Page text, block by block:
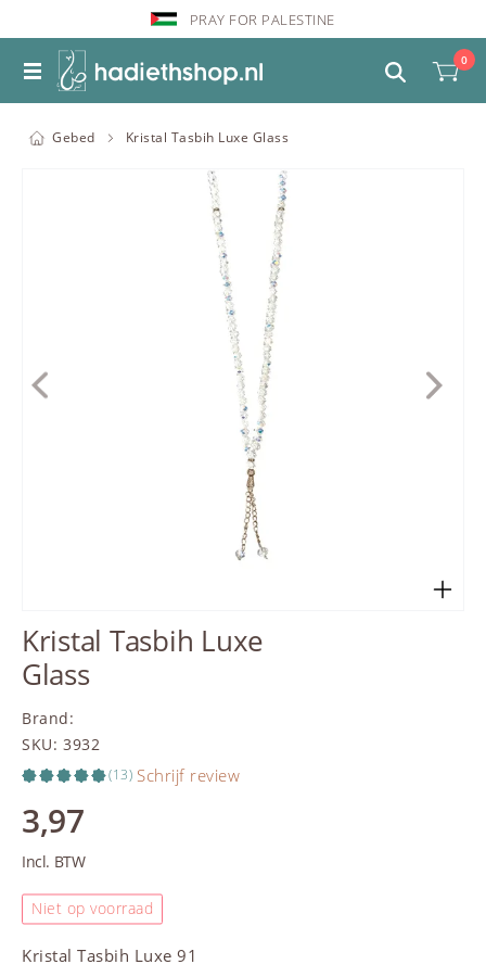
PRAY FOR PALESTINE
0
Gebed Kristal Tasbih Luxe Glass
Kristal Tasbih Luxe
Glass
Brand:
SKU: 3932
(13) Schrijf review
3,97
Incl. BTW
Niet op voorraad
KristalTasbih Luxe 91